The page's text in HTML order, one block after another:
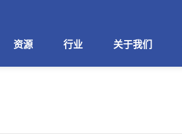
资源 行业 关于我们